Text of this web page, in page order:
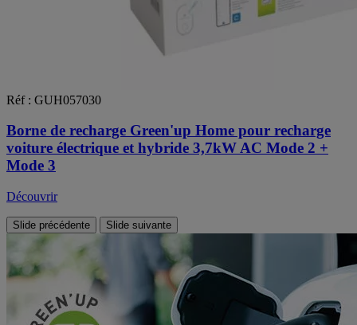
Réf : GUH057030
Borne de recharge Green'up Home pour recharge
voiture électrique et hybride 3,7kW AC Mode 2 +
Mode 3
Découvrir
Slide précédente Slide suivante